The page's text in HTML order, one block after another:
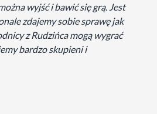
wyjść i bawić się grą. Jest
zdajemy sobie sprawę jak
z Rudzińca mogą wygrać
bardzo skupieni i